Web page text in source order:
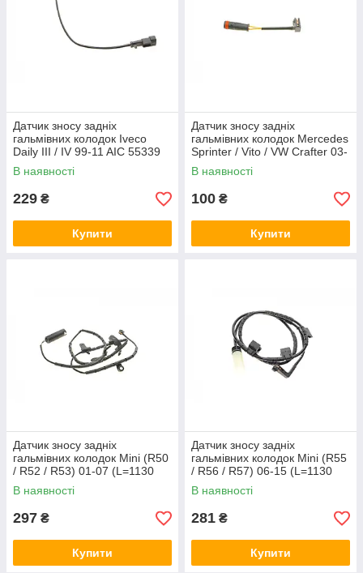
Датчик зносу задніх
гальмівних колодок Iveco
Daily III / IV 99-11 AIC 55339
В наявності
229 ₴
Купити
Датчик зносу задніх
гальмівних колодок Mercedes
Sprinter / Vito / VW Crafter 03-
(L=95 мм) AIC 53233
В наявності
100 ₴
Купити
Датчик зносу задніх
гальмівних колодок Mini (R50
/ R52 / R53) 01-07 (L=1130
мм) AIC 54719
В наявності
297 ₴
Купити
Датчик зносу задніх
гальмівних колодок Mini (R55
/ R56 / R57) 06-15 (L=1130
мм) AIC 55245
В наявності
281 ₴
Купити